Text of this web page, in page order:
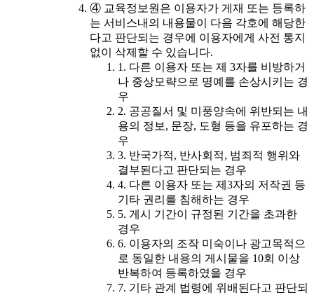
④ 교육정보원은 이용자가 게재 또는 등록하
는 서비스내의 내용물이 다음 각호에 해당한
다고 판단되는 경우에 이용자에게 사전 통지
없이 삭제할 수 있습니다.
1. 다른 이용자 또는 제 3자를 비방하거
나 중상모략으로 명예를 손상시키는 경
우
2. 공공질서 및 미풍양속에 위반되는 내
용의 정보, 문장, 도형 등을 유포하는 경
우
3. 반국가적, 반사회적, 범죄적 행위와
결부된다고 판단되는 경우
4. 다른 이용자 또는 제3자의 저작권 등
기타 권리를 침해하는 경우
5. 게시 기간이 규정된 기간을 초과한
경우
6. 이용자의 조작 미숙이나 광고목적으
로 동일한 내용의 게시물을 10회 이상
반복하여 등록하였을 경우
7. 기타 관계 법령에 위배된다고 판단되